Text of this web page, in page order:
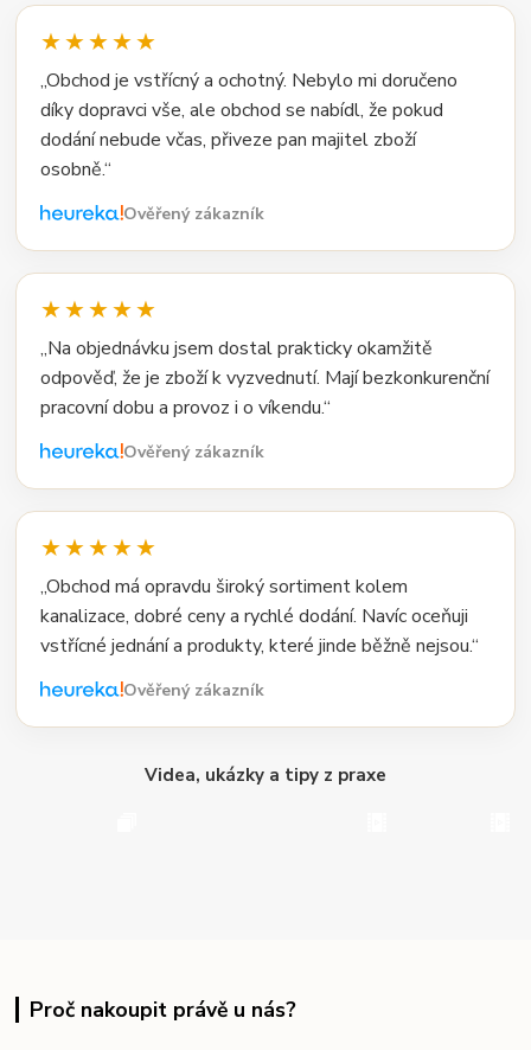
★★★★★
„Obchod je vstřícný a ochotný. Nebylo mi doručeno
díky dopravci vše, ale obchod se nabídl, že pokud
dodání nebude včas, přiveze pan majitel zboží
osobně.“
Ověřený zákazník
★★★★★
„Na objednávku jsem dostal prakticky okamžitě
odpověď, že je zboží k vyzvednutí. Mají bezkonkurenční
pracovní dobu a provoz i o víkendu.“
Ověřený zákazník
★★★★★
„Obchod má opravdu široký sortiment kolem
kanalizace, dobré ceny a rychlé dodání. Navíc oceňuji
vstřícné jednání a produkty, které jinde běžně nejsou.“
Ověřený zákazník
Videa, ukázky a tipy z praxe
Proč nakoupit právě u nás?